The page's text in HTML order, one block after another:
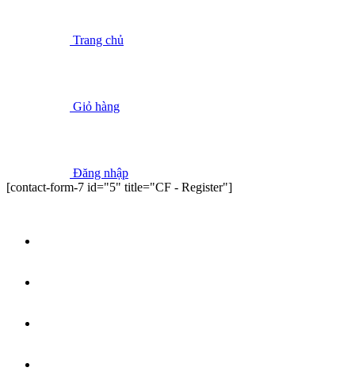
Trang chủ
Giỏ hàng
Đăng nhập
[contact-form-7 id="5" title="CF - Register"]